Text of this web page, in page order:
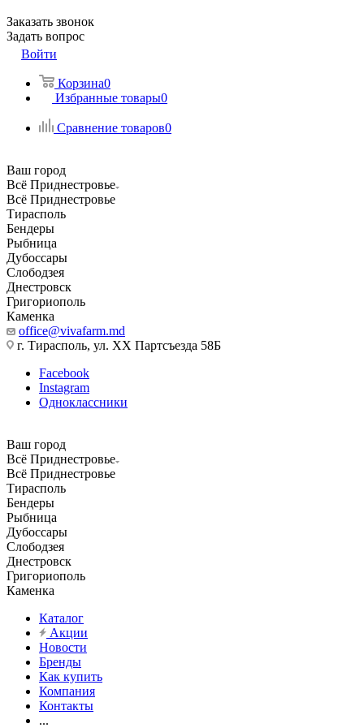
Заказать звонок
Задать вопрос
Войти
Корзина0
Избранные товары0
Сравнение товаров0
Ваш город
Всё Приднестровье
Всё Приднестровье
Тирасполь
Бендеры
Рыбница
Дубоссары
Слободзея
Днестровск
Григориополь
Каменка
office@vivafarm.md
г. Тирасполь, ул. ХХ Партсъезда 58Б
Facebook
Instagram
Одноклассники
Ваш город
Всё Приднестровье
Всё Приднестровье
Тирасполь
Бендеры
Рыбница
Дубоссары
Слободзея
Днестровск
Григориополь
Каменка
Каталог
Акции
Новости
Бренды
Как купить
Компания
Контакты
...